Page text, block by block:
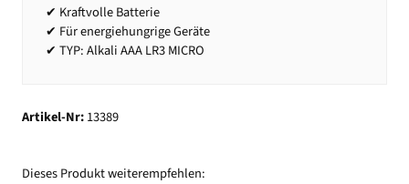
✔ Kraftvolle Batterie
✔ Für energiehungrige Geräte
✔ TYP: Alkali AAA LR3 MICRO
Artikel-Nr:13389
Dieses Produkt weiterempfehlen: